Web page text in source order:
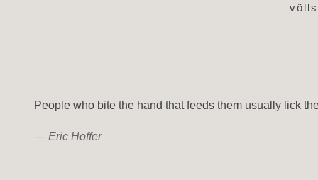
People who bite the hand that feeds them usually lick
— Eric Hoffer